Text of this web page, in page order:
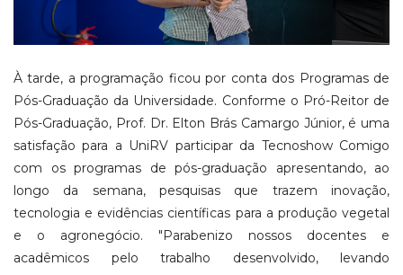
À tarde, a programação ficou por conta dos Programas de
Pós-Graduação da Universidade. Conforme o Pró-Reitor de
Pós-Graduação, Prof. Dr. Elton Brás Camargo Júnior, é uma
satisfação para a UniRV participar da Tecnoshow Comigo
com os programas de pós-graduação apresentando, ao
longo da semana, pesquisas que trazem inovação,
tecnologia e evidências científicas para a produção vegetal
e o agronegócio. "Parabenizo nossos docentes e
acadêmicos pelo trabalho desenvolvido, levando